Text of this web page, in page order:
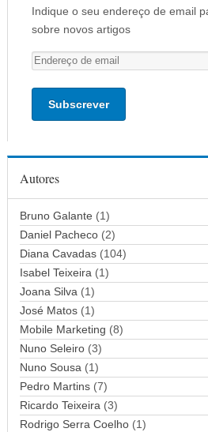
Indique o seu endereço de email
sobre novos artigos
E
n
d
o
d
e
e
m
a
i
l
Autores
Bruno Galante (1)
Daniel Pacheco(2)
Diana Cavadas(104)
Isabel Teixeira (1)
Joana Silva (1)
José Matos(1)
Mobile Marketing (8)
Nuno Seleiro(3)
Nuno Sousa (1)
Pedro Martins(7)
Ricardo Teixeira (3)
Rodrigo Serra Coelho(1)